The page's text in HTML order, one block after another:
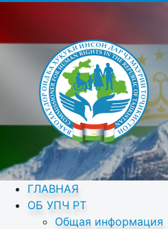
ГЛАВНАЯ
ОБ УПЧ РТ
Общая информация